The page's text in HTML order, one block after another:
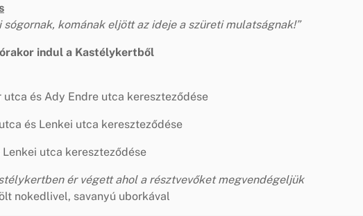
sógornak, komának eljött az ideje a szüreti mulatságnak!”
indul a Kastélykertből
utca és Ady Endre utca kereszteződése
és Lenkei utca kereszteződése
utca kereszteződése
ér végett ahol a résztvevőket megvendégeljük
nokedlivel, savanyú uborkával